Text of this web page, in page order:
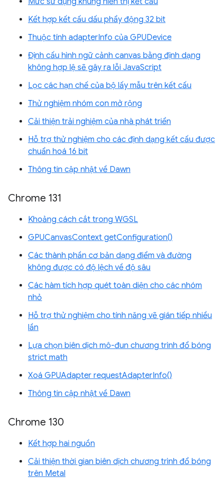
Kết hợp kết cấu dấu phẩy động 32 bit
Thuộc tính adapterInfo của GPUDevice
Định cấu hình ngữ cảnh canvas bằng định dạng
không hợp lệ sẽ gây ra lỗi JavaScript
Lọc các hạn chế của bộ lấy mẫu trên kết cấu
Thử nghiệm nhóm con mở rộng
Cải thiện trải nghiệm của nhà phát triển
Hỗ trợ thử nghiệm cho các định dạng kết cấu được
chuẩn hoá 16 bit
Thông tin cập nhật về Dawn
Chrome 131
Khoảng cách cắt trong WGSL
GPUCanvasContext getConfiguration()
Các thành phần cơ bản dạng điểm và đường
không được có độ lệch về độ sâu
Các hàm tích hợp quét toàn diện cho các nhóm
nhỏ
Hỗ trợ thử nghiệm cho tính năng vẽ gián tiếp nhiều
lần
Lựa chọn biên dịch mô-đun chương trình đổ bóng
strict math
Xoá GPUAdapter requestAdapterInfo()
Thông tin cập nhật về Dawn
Chrome 130
Kết hợp hai nguồn
Cải thiện thời gian biên dịch chương trình đổ bóng
trên Metal